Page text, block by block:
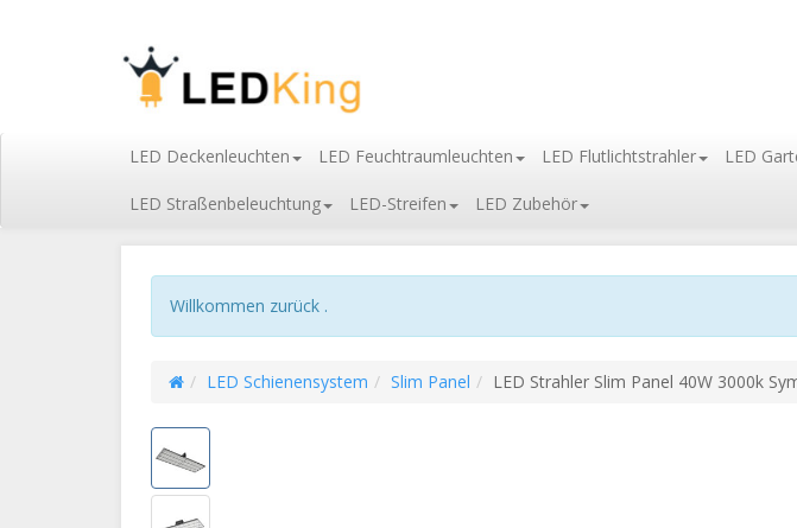
LED Deckenleuchten LED Feuchtraumleuchten LED Flutlichtstrahler LED
LED Straßenbeleuchtung LED-Streifen LED Zubehör
Willkommen zurück .
LED Schienensystem Slim Panel LED Strahler Slim Panel 40W 3000k